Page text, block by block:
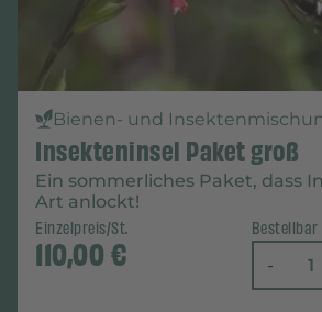
Bienen- und
Insekteninsel Paket groß
Ein sommerliches Paket, dass
Art anlockt!
Einzelpreis/St.
110,00€
Bestellbar
-